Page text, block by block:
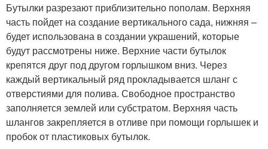
Бутылки разрезают приблизительно пополам. Верхняя
часть пойдет на создание вертикального сада, нижняя –
будет использована в создании украшений, которые
будут рассмотрены ниже. Верхние части бутылок
крепятся друг под другом горлышком вниз. Через
каждый вертикальный ряд прокладывается шланг с
отверстиями для полива. Свободное пространство
заполняется землей или субстратом. Верхняя часть
шлангов закрепляется в отливе при помощи горлышек и
пробок от пластиковых бутылок.